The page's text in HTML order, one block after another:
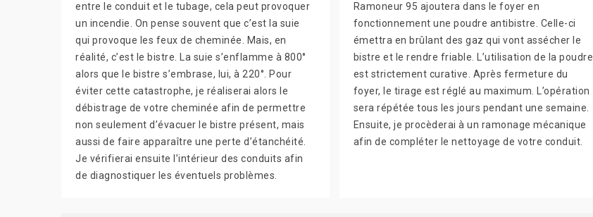
entre le conduit et le tubage, cela peut provoquer
un incendie. On pense souvent que c’est la suie
qui provoque les feux de cheminée. Mais, en
réalité, c’est le bistre. La suie s’enflamme à 800°
alors que le bistre s’embrase, lui, à 220°. Pour
éviter cette catastrophe, je réaliserai alors le
débistrage de votre cheminée afin de permettre
non seulement d’évacuer le bistre présent, mais
aussi de faire apparaître une perte d’étanchéité.
Je vérifierai ensuite l’intérieur des conduits afin
de diagnostiquer les éventuels problèmes.
Ramoneur 95 ajoutera dans le foyer en
fonctionnement une poudre antibistre. Celle-ci
émettra en brûlant des gaz qui vont assécher le
bistre et le rendre friable. L’utilisation de la poudre
est strictement curative. Après fermeture du
foyer, le tirage est réglé au maximum. L’opération
sera répétée tous les jours pendant une semaine.
Ensuite, je procèderai à un ramonage mécanique
afin de compléter le nettoyage de votre conduit.